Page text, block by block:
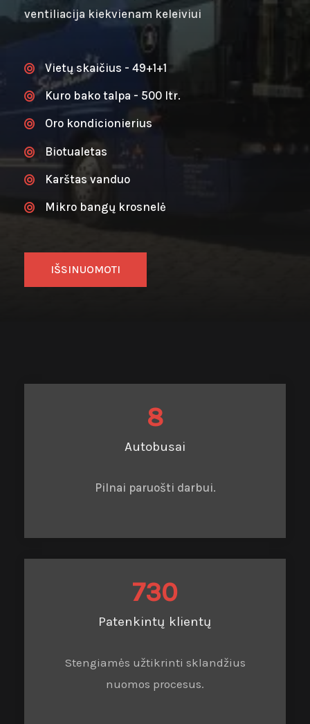
ventiliacija kiekvienam keleiviui
Vietų skaičius - 49+1+1
Kuro bako talpa - 500 ltr.
Oro kondicionierius
Biotualetas
Karštas vanduo
Mikro bangų krosnelė
IŠSINUOMOTI
8
Autobusai
Pilnai paruošti darbui.
730
Patenkintų klientų
Stengiamės užtikrinti sklandžius
nuomos procesus.